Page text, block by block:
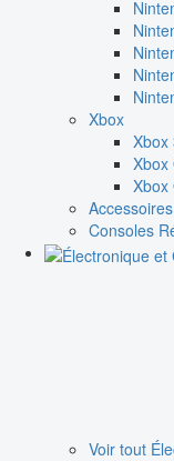
Xbox
Xbox
Xbox
Xbox
Consoles
Voir tout